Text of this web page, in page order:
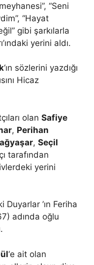
“Seni
“Hayat
gibi şarkılarla
yerini aldı.
‘ın sözlerini yazdığı
Hicaz
olan Safiye
, Perihan
, Seçil
tarafından
yerini
Duyarlar ’ın Feriha
adında oğlu
‘e ait olan